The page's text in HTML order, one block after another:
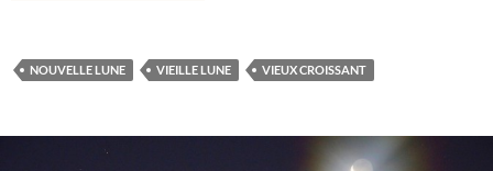
NOUVELLE LUNE VIEILLE LUNE VIEUX CROISSANT